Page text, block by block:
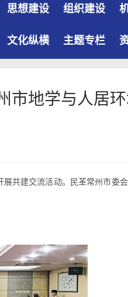
思想建设 组织建设
文化纵横 主题专栏
市地学与人居
共建交流活动。民革常州市委